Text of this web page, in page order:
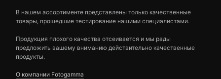
В нашем ассортименте представлены только качественные
товары, прошедшие тестирование нашими специалистами.
Продукция плохого качества отсеивается и мы рады
предложить вашему вниманию действительно качественные
продукты.
О компании Fotogamma